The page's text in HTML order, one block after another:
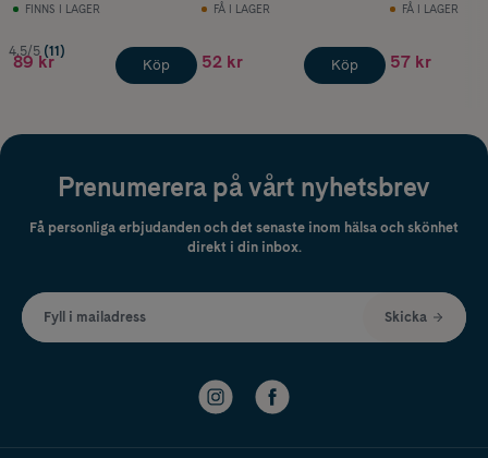
FINNS I LAGER
4.5/5 (11)
89 kr Köp
FÅ I LAGER
52 kr Köp
FÅ I LAGER
57 kr
Prenumerera på vårt nyhetsbrev
Få personliga erbjudanden och det senaste inom hälsa och skönhet
direkt i din inbox.
Fyll i mailadress Skicka